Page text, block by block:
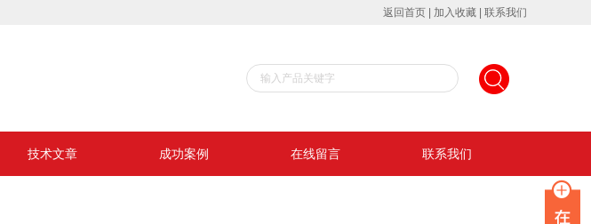
返回首页 加入收藏 联系我们
技术文章 成功案例 在线留言 联系我们